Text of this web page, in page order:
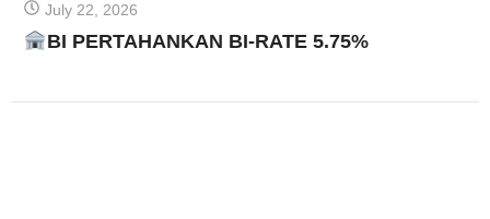
July 22, 2026
BI PERTAHANKAN BI-RATE 5.75%